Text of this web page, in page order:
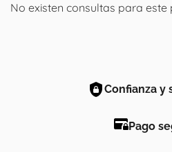
No existen consultas para este
Confianza y
Pago